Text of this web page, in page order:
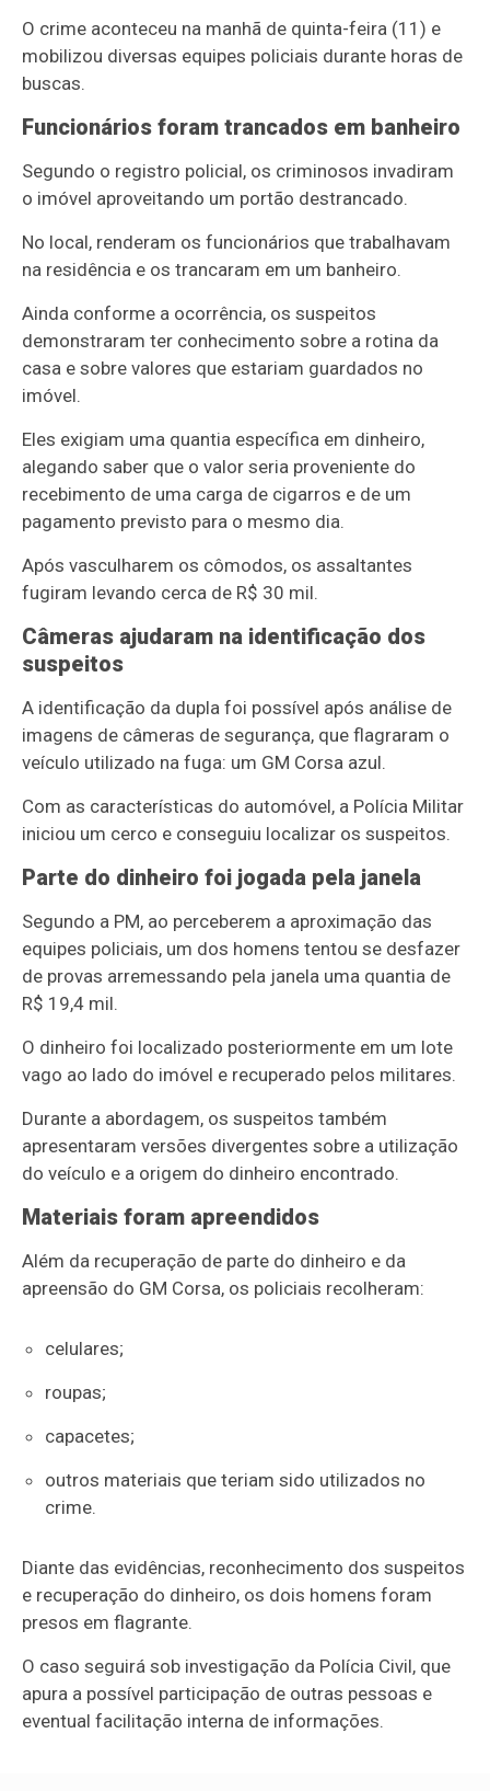
O crime aconteceu na manhã de quinta-feira (11) e
mobilizou diversas equipes policiais durante horas de
buscas.
Funcionários foram trancados em banheiro
Segundo o registro policial, os criminosos invadiram
o imóvel aproveitando um portão destrancado.
No local, renderam os funcionários que trabalhavam
na residência e os trancaram em um banheiro.
Ainda conforme a ocorrência, os suspeitos
demonstraram ter conhecimento sobre a rotina da
casa e sobre valores que estariam guardados no
imóvel.
Eles exigiam uma quantia específica em dinheiro,
alegando saber que o valor seria proveniente do
recebimento de uma carga de cigarros e de um
pagamento previsto para o mesmo dia.
Após vasculharem os cômodos, os assaltantes
fugiram levando cerca de R$ 30 mil.
Câmeras ajudaram na identificação dos
suspeitos
A identificação da dupla foi possível após análise de
imagens de câmeras de segurança, que flagraram o
veículo utilizado na fuga: um GM Corsa azul.
Com as características do automóvel, a Polícia Militar
iniciou um cerco e conseguiu localizar os suspeitos.
Parte do dinheiro foi jogada pela janela
Segundo a PM, ao perceberem a aproximação das
equipes policiais, um dos homens tentou se desfazer
de provas arremessando pela janela uma quantia de
R$ 19,4 mil.
O dinheiro foi localizado posteriormente em um lote
vago ao lado do imóvel e recuperado pelos militares.
Durante a abordagem, os suspeitos também
apresentaram versões divergentes sobre a utilização
do veículo e a origem do dinheiro encontrado.
Materiais foram apreendidos
Além da recuperação de parte do dinheiro e da
apreensão do GM Corsa, os policiais recolheram:
celulares;
roupas;
capacetes;
outros materiais que teriam sido utilizados no
crime.
Diante das evidências, reconhecimento dos suspeitos
e recuperação do dinheiro, os dois homens foram
presos em flagrante.
O caso seguirá sob investigação da Polícia Civil, que
apura a possível participação de outras pessoas e
eventual facilitação interna de informações.